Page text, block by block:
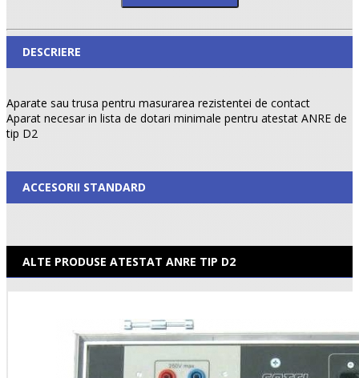
DESCRIERE
Aparate sau trusa pentru masurarea rezistentei de contact
Aparat necesar in lista de dotari minimale pentru atestat ANRE de
tip D2
ACCESORII STANDARD
ALTE PRODUSE ATESTAT ANRE TIP D2